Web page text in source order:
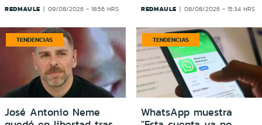
REDMAULE 09/08/2026 - 18:56 HRS REDMAULE 08/08/2026 - 15:34 HRS
TENDENCIAS
José Antonio Neme
TENDENCIAS
WhatsApp muestra